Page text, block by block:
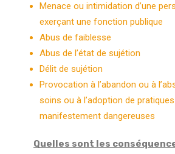
Menace ou intimidation d’une
exerçant une fonction publique
Abus de faiblesse
Abus de l’état de sujétion
Délit de sujétion
Provocation à l’abandon ou à
soins ou à l’adoption de pratiques
manifestement dangereuses
Quelles sont les